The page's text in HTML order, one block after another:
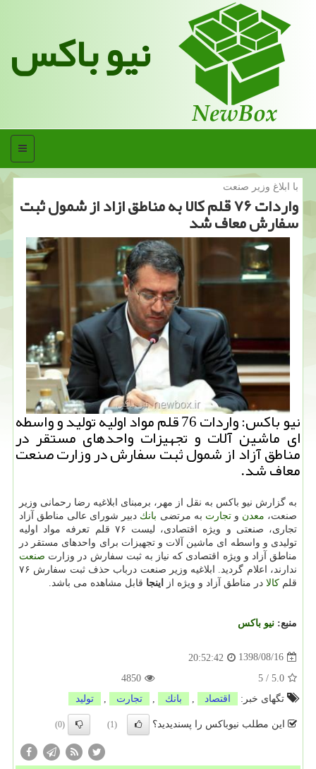
نیو باکس
منو
با ابلاغ وزیر صنعت
واردات ۷۶ قلم كالا به مناطق ازاد از شمول ثبت
سفارش معاف شد
نیو باكس: واردات 76 قلم مواد اولیه تولید و واسطه
ای ماشین آلات و تجهیزات واحدهای مستقر در
مناطق آزاد از شمول ثبت سفارش در وزارت صنعت
معاف شد.
به گزارش نیو باكس به نقل از مهر، برمبنای ابلاغیه رضا رحمانی وزیر
صنعت، معدن وتجارت به مرتضی بانك دبیر شورای عالی مناطق آزاد
تجاری، صنعتی و ویژه اقتصادی، لیست ۷۶ قلم تعرفه مواد اولیه
تولیدی و واسطه ای ماشین آلات و تجهیزات برای واحدهای مستقر در
مناطق آزاد و ویژه اقتصادی كه نیاز به ثبت سفارش در وزارت صنعت
ندارند، اعلام گردید. ابلاغیه وزیر صنعت درباب حذف ثبت سفارش ۷۶
قلم كالا در مناطق آزاد و ویژه از اینجا قابل مشاهده می باشد.
منبع: نیو باكس
1398/08/16
20:52:42
5.0
/
5
4850
تگهای خبر:
اقتصاد بانك تجارت تولید
این مطلب نیوباکس را پسندیدید؟ (1)
(0)